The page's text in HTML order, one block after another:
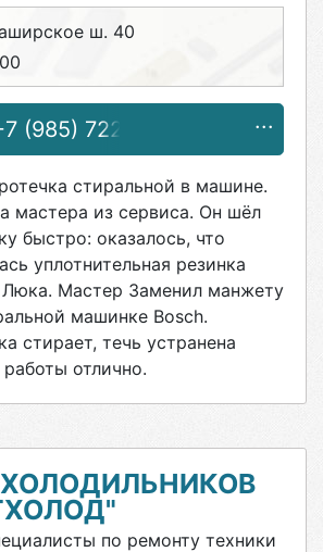
ш. 40
(985) 722-38-68
стиральной в машине.
мастера из сервиса. Он шёл
быстро: оказалось, что
уплотнительная резинка
Люка. Мастер Заменил манжету
машинке Bosch.
стирает, течь устранена
отлично.
по ремонту техники